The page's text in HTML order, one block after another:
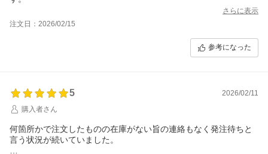
さらに表示
注文日：2026/02/15
参考になった
5
2026/02/11
購入者さん
何箇所かで注文したものの在庫がない旨の連絡もなく発注待ちと
言う状況が続いていました。